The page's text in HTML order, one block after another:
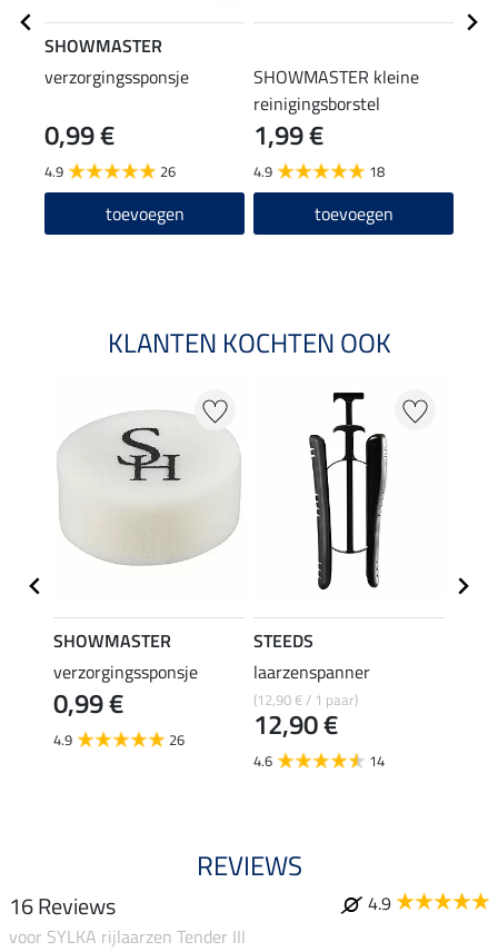
SHOWMASTER
verzorgingssponsje
0,99 €
4.9 26
toevoegen
SHOWMASTER kleine
reinigingsborstel
1,99 €
4.9 18
toevoegen
KLANTEN KOCHTEN OOK
SHOWMASTER
verzorgingssponsje
0,99 €
4.9 26
STEEDS
laarzenspanner
(12,90 € / 1 paar)
12,90 €
4.6 14
REVIEWS
16 Reviews
4.9
voor SYLKA rijlaarzen Tender III